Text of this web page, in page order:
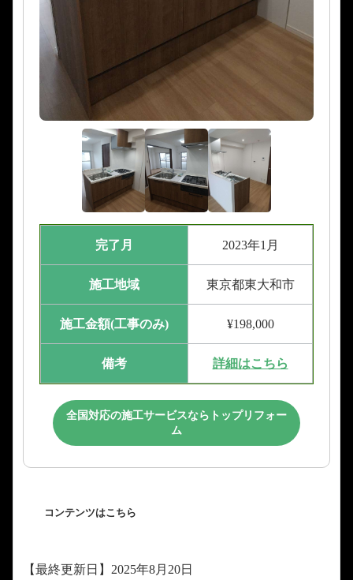
完了月 2023年1月
施工地域 東京都東大和市
施工金額(工事のみ) ¥198,000
備考 詳細はこちら
全国対応の施工サービスならトップリフォー
ム
コンテンツはこちら
【最終更新日】2025年8月20日